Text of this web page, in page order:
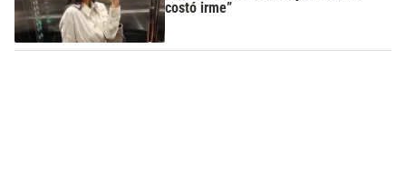
costó irme”